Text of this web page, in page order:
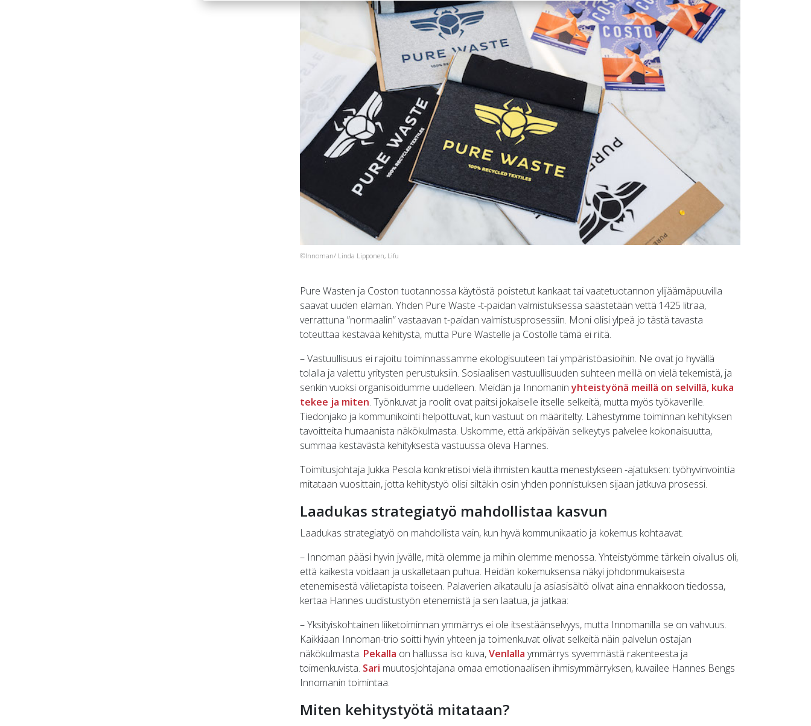
©Innoman/ Linda Lipponen, Lifu
Pure Wasten ja Coston tuotannossa käytöstä poistetut kankaat tai vaatetuotannon ylijäämäpuuvilla
saavat uuden elämän. Yhden Pure Waste -t-paidan valmistuksessa säästetään vettä 1425 litraa,
verrattuna ”normaalin” vastaavan t-paidan valmistusprosessiin. Moni olisi ylpeä jo tästä tavasta
toteuttaa kestävää kehitystä, mutta Pure Wastelle ja Costolle tämä ei riitä.
– Vastuullisuus ei rajoitu toiminnassamme ekologisuuteen tai ympäristöasioihin. Ne ovat jo hyvällä
tolalla ja valettu yritysten perustuksiin. Sosiaalisen vastuullisuuden suhteen meillä on vielä tekemistä, ja
senkin vuoksi organisoidumme uudelleen. Meidän ja Innomaninyhteistyönä meillä on selvillä, kuka
tekee ja miten. Työnkuvat ja roolit ovat paitsi jokaiselle itselle selkeitä, mutta myös työkaverille.
Tiedonjako ja kommunikointi helpottuvat, kun vastuut on määritelty. Lähestymme toiminnan kehityksen
tavoitteita humaanista näkökulmasta. Uskomme, että arkipäivän selkeytys palvelee kokonaisuutta,
summaa kestävästä kehityksestä vastuussa oleva Hannes.
Toimitusjohtaja Jukka Pesola konkretisoi vielä ihmisten kautta menestykseen -ajatuksen: työhyvinvointia
mitataan vuosittain, jotta kehitystyö olisi siltäkin osin yhden ponnistuksen sijaan jatkuva prosessi.
Laadukas strategiatyö mahdollistaa kasvun
Laadukas strategiatyö on mahdollista vain, kun hyvä kommunikaatio ja kokemus kohtaavat.
– Innoman pääsi hyvin jyvälle, mitä olemme ja mihin olemme menossa. Yhteistyömme tärkein oivallus oli,
että kaikesta voidaan ja uskalletaan puhua. Heidän kokemuksensa näkyi johdonmukaisesta
etenemisestä välietapista toiseen. Palaverien aikataulu ja asiasisältö olivat aina ennakkoon tiedossa,
kertaa Hannes uudistustyön etenemistä ja sen laatua, ja jatkaa:
– Yksityiskohtainen liiketoiminnan ymmärrys ei ole itsestäänselvyys, mutta Innomanilla se on vahvuus.
Kaikkiaan Innoman-trio soitti hyvin yhteen ja toimenkuvat olivat selkeitä näin palvelun ostajan
näkökulmasta. Pekalla on hallussa iso kuva,Venlalla ymmärrys syvemmästä rakenteesta ja
toimenkuvista. Sari muutosjohtajana omaa emotionaalisen ihmisymmärryksen, kuvailee Hannes Bengs
Innomanin toimintaa.
Miten kehitystyötä mitataan?